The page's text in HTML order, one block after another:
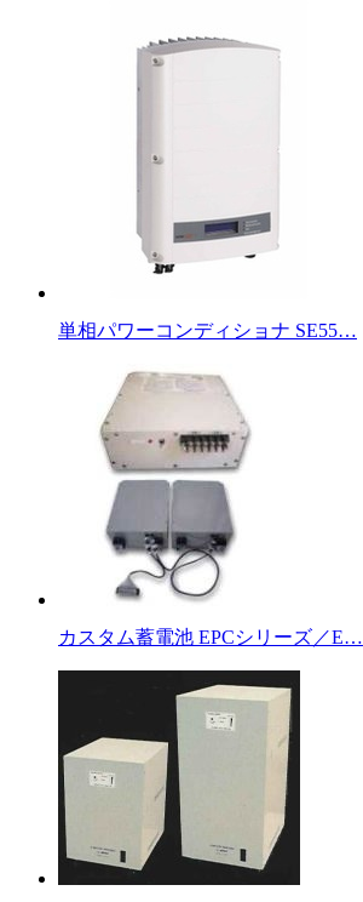
単相パワーコンディショナ SE55…
カスタム蓄電池 EPCシリーズ／E…